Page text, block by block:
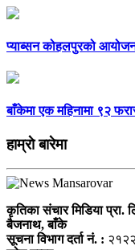
प्याब्सन कोहलपुरको
बाँकेमा एक महिनामा ९२
हाम्राे बारेमा
कृतिका संचार मिडिया प्रा.
बैजनाथ, बाँके
सूचना विभाग दर्ता नं. :